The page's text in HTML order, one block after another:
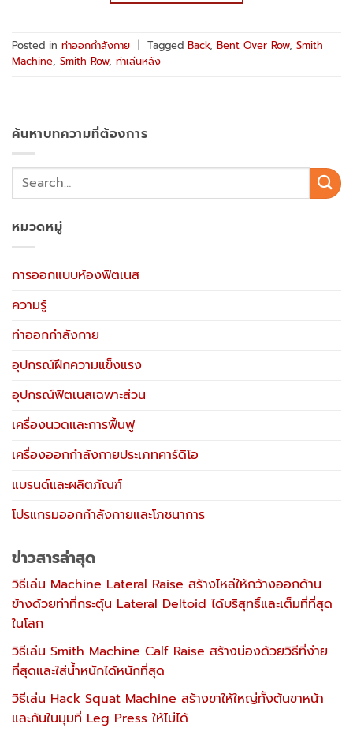
Posted in ท่าออกกำลังกาย | Tagged Back, Bent Over Row, Smith
Machine, Smith Row, ท่าเล่นหลัง
ค้นหาบทความที่ต้องการ
หมวดหมู่
การออกแบบห้องฟิตเนส
ความรู้
ท่าออกกำลังกาย
อุปกรณ์ฝึกความแข็งแรง
อุปกรณ์ฟิตเนสเฉพาะส่วน
เครื่องนวดและการฟื้นฟู
เครื่องออกกำลังกายประเภทคาร์ดิโอ
แบรนด์และผลิตภัณฑ์
โปรแกรมออกกำลังกายและโภชนาการ
ข่าวสารล่าสุด
วิธีเล่น Machine Lateral Raise สร้างไหล่ให้กว้างออกด้าน
ข้างด้วยท่าที่กระตุ้น Lateral Deltoid ได้บริสุทธิ์และเต็มที่ที่สุด
ในโลก
วิธีเล่น Smith Machine Calf Raise สร้างน่องด้วยวิธีที่ง่าย
ที่สุดและใส่น้ำหนักได้หนักที่สุด
วิธีเล่น Hack Squat Machine สร้างขาให้ใหญ่ทั้งต้นขาหน้า
และก้นในมุมที่ Leg Press ให้ไม่ได้